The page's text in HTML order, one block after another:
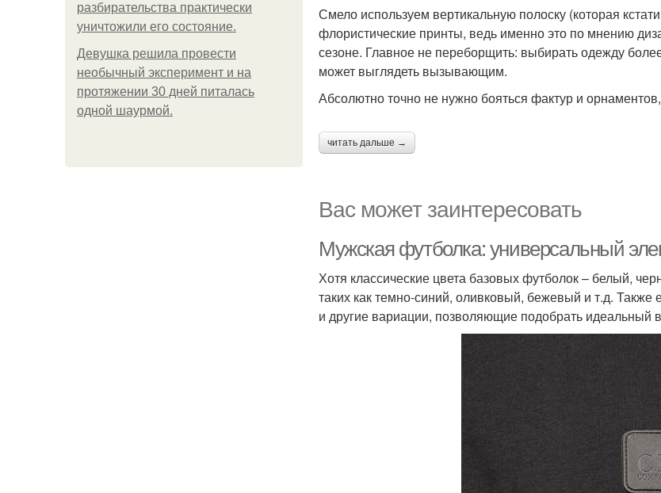
разбирательства практически
уничтожили его состояние.
Девушка решила провести
необычный эксперимент и на
протяжении 30 дней питалась
одной шаурмой.
Смело используем вертикальную полоску (которая
флористические принты, ведь именно это по мнению
сезоне. Главное не переборщить: выбирать одежду
может выглядеть вызывающим.
Абсолютно точно не нужно бояться фактур и
читать дальше →
Вас может заинтересовать
Мужская футболка: универсальный
Хотя классические цвета базовых футболок – белый,
таких как темно-синий, оливковый, бежевый и т.д.
и другие вариации, позволяющие подобрать идеальный